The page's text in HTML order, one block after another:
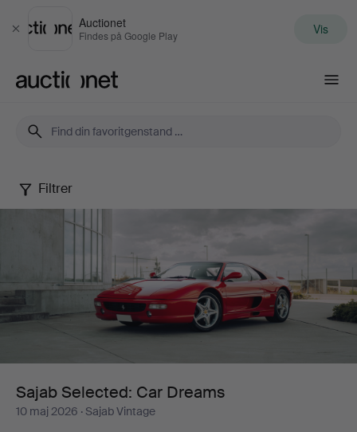
Luk
Auctionet
Findes på Google Play Vis
Sajab
Selected:
Car
Dreams
Filtrer
Sajab Selected: Car Dreams
10 maj 2026 · Sajab Vintage